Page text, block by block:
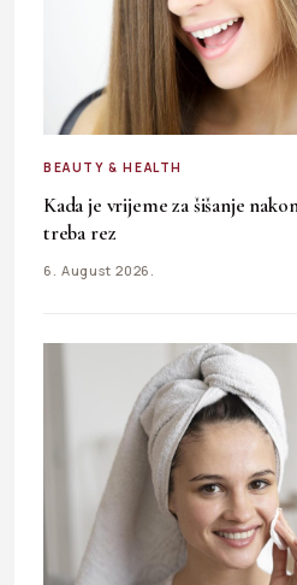
BEAUTY & HEALTH
Kada je vrijeme za šišanje
treba rez
6. August 2026.